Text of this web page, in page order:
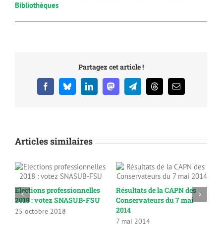
Bibliothèques
Partagez cet article !
FacebookBlueskyLinkedInMastodonTelegramThreadsEmail
Articles similaires
Elections professionnelles
2018 : votez SNASUB-FSU
25 octobre 2018
Résultats de la CAPN des
Conservateurs du 7 mai
2014
7 mai 2014